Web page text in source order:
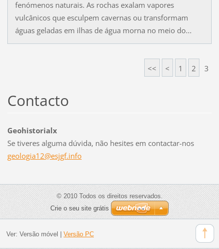
fenómenos naturais. As rochas exalam vapores
vulcânicos que esculpem cavernas ou transformam
águas geladas em ilhas de água morna no meio do...
<< < 1 2 3
Contacto
Geohistorialx
Se tiveres alguma dúvida, não hesites em contactar-nos
geologia12@esjgf.info
© 2010 Todos os direitos reservados.
Crie o seu site grátis
Ver: Versão móvel Versão PC